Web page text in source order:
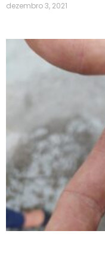
dezembro 3, 2021